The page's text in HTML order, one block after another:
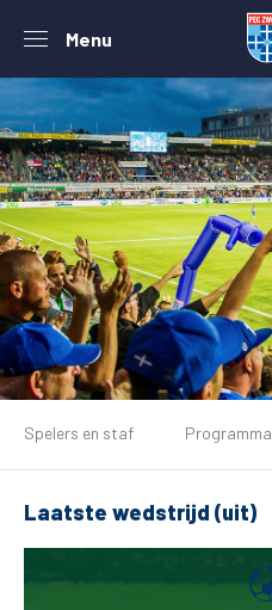
Menu
De club
Spelers en staf Programma
Laatste wedstrijd (uit)